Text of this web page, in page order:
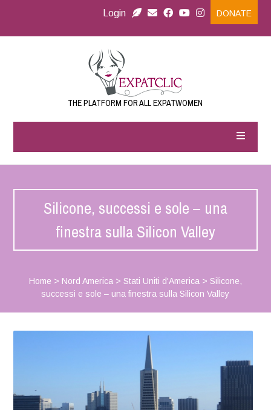
Login DONATE
THE PLATFORM FOR ALL EXPATWOMEN
Silicone, successi e sole – una
finestra sulla Silicon Valley
Home > Nord America > Stati Uniti d'America > Silicone,
successi e sole – una finestra sulla Silicon Valley